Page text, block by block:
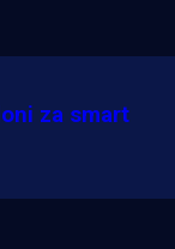
za smart